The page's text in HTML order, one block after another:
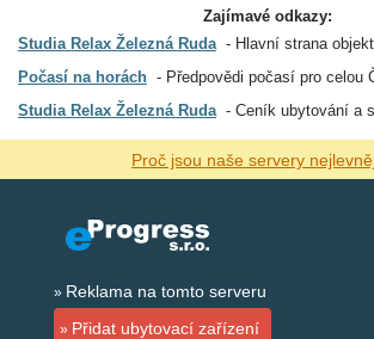
Zajímavé odkazy:
Studia Relax Železná Ruda
Hlavní strana
Počasí na horách
Předpovědi počasí pro celou
Studia Relax Železná Ruda
Ceník ubytování a
Proč jsou naše servery
Reklama na tomto serveru
Přidat ubytovací zařízení